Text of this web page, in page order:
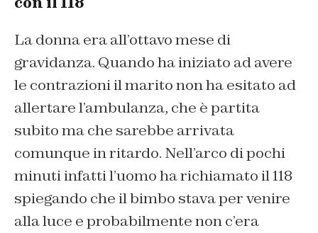
La donna era all’ottavo mese di
gravidanza. Quando ha iniziato ad avere
le contrazioni il marito non ha esitato ad
allertare l’ambulanza, che è partita
subito ma che sarebbe arrivata
comunque in ritardo. Nell’arco di pochi
minuti infatti l’uomo ha richiamato il 118
spiegando che il bimbo stava per venire
alla luce e probabilmente non c’era